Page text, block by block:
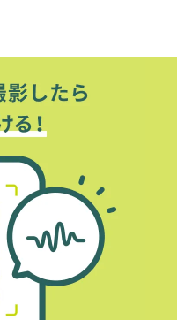
海道歴史資源発掘コー